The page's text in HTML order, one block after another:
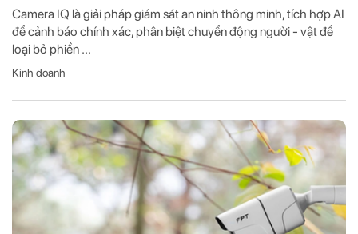
Camera IQ là giải pháp giám sát an ninh thông minh, tích hợp AI
để cảnh báo chính xác, phân biệt chuyển động người - vật để
loại bỏ phiền ...
Kinh doanh